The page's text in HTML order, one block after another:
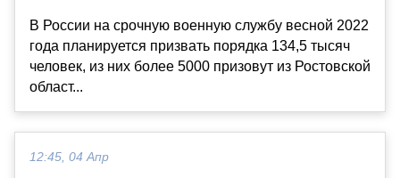
В России на срочную военную службу весной 2022
года планируется призвать порядка 134,5 тысяч
человек, из них более 5000 призовут из Ростовской
област...
12:45, 04 Апр